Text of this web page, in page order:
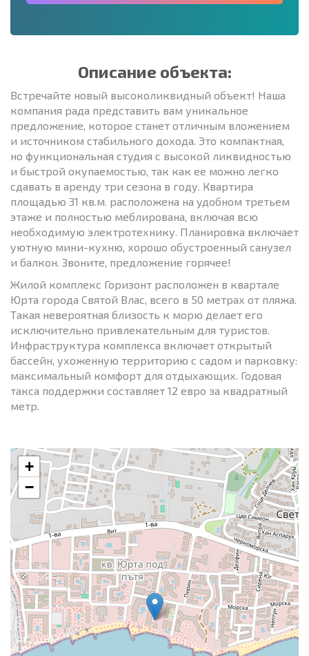
Описание объекта:
Встречайте новый высоколиквидный объект! Наша
компания рада представить вам уникальное
предложение, которое станет отличным вложением
и источником стабильного дохода. Это компактная,
но функциональная студия с высокой ликвидностью
и быстрой окупаемостью, так как ее можно легко
сдавать в аренду три сезона в году. Квартира
площадью 31 кв.м. расположена на удобном третьем
этаже и полностью меблирована, включая всю
необходимую электротехнику. Планировка включает
уютную мини-кухню, хорошо обустроенный санузел
и балкон. Звоните, предложение горячее!
Жилой комплекс Горизонт расположен в квартале
Юрта города Святой Влас, всего в 50 метрах от пляжа.
Такая невероятная близость к морю делает его
исключительно привлекательным для туристов.
Инфраструктура комплекса включает открытый
бассейн, ухоженную территорию с садом и парковку:
максимальный комфорт для отдыхающих. Годовая
такса поддержки составляет 12 евро за квадратный
метр.
+
−